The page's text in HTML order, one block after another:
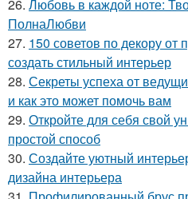
26. Любовь в каждой ноте:
ПолнаЛюбви
27. 150 советов по декору от
создать стильный интерьер
28. Секреты успеха от
и как это может помочь вам
29. Откройте для себя свой
простой способ
30. Создайте уютный
дизайна интерьера